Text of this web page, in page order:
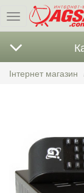
Меню
Інтернет магазин